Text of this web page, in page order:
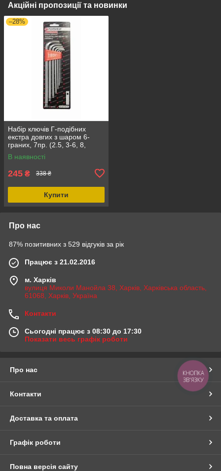
Акційні пропозиції та новинки
–28%
Набір ключів Г-подібних
екстра довгих з шаром 6-
граних, 7пр. (2.5, 3-6, 8,
10мм) Forsage F-5072XLB
В наявності
245 ₴ 338 ₴
Купити
Про нас
87% позитивних з 529 відгуків за рік
Працює з 21.02.2016
м. Харків
вулиця Миколи Манойла 38, Харків, Харківська область,
61068, Харків, Україна
Контакти
Сьогодні працює з 08:30 до 17:30
Показати весь графік роботи
Про нас
Контакти
Доставка та оплата
Графік роботи
Повна версія сайту
КНОПКА
ЗВ'ЯЗКУ